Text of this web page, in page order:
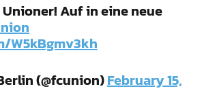
Auf in eine neue
W5kBgmv3kh
(@fcunion)February 15,